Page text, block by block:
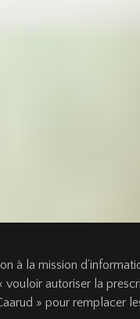
à la mission
vouloir autoriser la
» pour remplacer